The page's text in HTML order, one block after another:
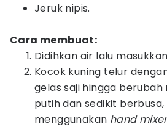
Jeruk nipis.
Cara membuat:
Didihkan air lalu
Kocok kuning telur
gelas saji hingga
putih dan sedikit
menggunakan hand mixer